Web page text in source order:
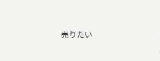
売りたい